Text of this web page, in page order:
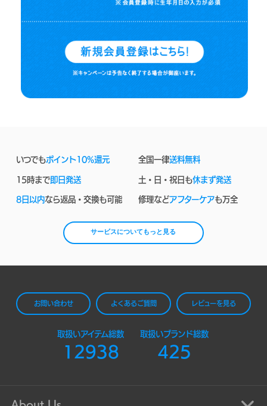
いつでもポイント10%還元 全国一律送料無料
15時まで即日発送 土・日・祝日も休まず発送
8日以内なら返品・交換も可能 修理などアフターケアも万全
サービスについてもっと見る
お問い合わせ よくあるご質問 レビューを見る
取扱いアイテム総数
12938
取扱いブランド総数
425